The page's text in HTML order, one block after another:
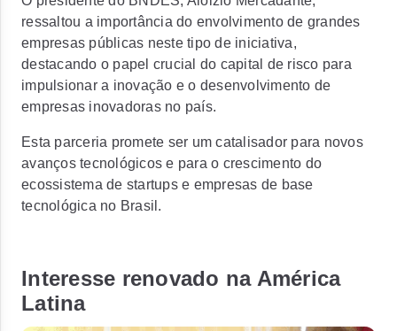
ressaltou a importância do envolvimento de grandes
empresas públicas neste tipo de iniciativa,
destacando o papel crucial do capital de risco para
impulsionar a inovação e o desenvolvimento de
empresas inovadoras no país.
Esta parceria promete ser umcatalisador para novos
avanços tecnológicos e para o crescimento do
ecossistema de startupse empresas de base
tecnológica no Brasil.
Interesse renovado na América
Latina